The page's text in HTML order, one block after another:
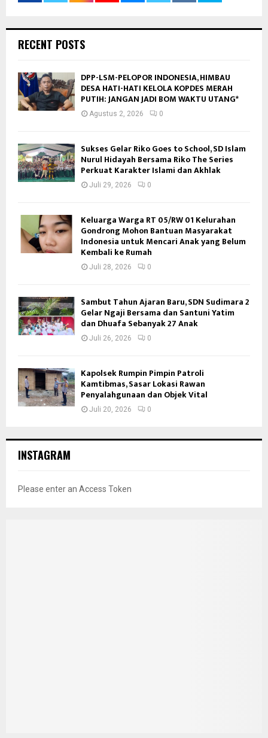
RECENT POSTS
DPP-LSM-PELOPOR INDONESIA, HIMBAU
DESA HATI-HATI KELOLA KOPDES MERAH
PUTIH: JANGAN JADI BOM WAKTU UTANG*
Agustus 2, 2026 0
Sukses Gelar Riko Goes to School, SD Islam
Nurul Hidayah Bersama Riko The Series
Perkuat Karakter Islami dan Akhlak
Juli 29, 2026 0
Keluarga Warga RT 05/RW 01 Kelurahan
Gondrong Mohon Bantuan Masyarakat
Indonesia untuk Mencari Anak yang Belum
Kembali ke Rumah
Juli 28, 2026 0
Sambut Tahun Ajaran Baru, SDN Sudimara 2
Gelar Ngaji Bersama dan Santuni Yatim
dan Dhuafa Sebanyak 27 Anak
Juli 26, 2026 0
Kapolsek Rumpin Pimpin Patroli
Kamtibmas, Sasar Lokasi Rawan
Penyalahgunaan dan Objek Vital
Juli 20, 2026 0
INSTAGRAM
Please enter an Access Token